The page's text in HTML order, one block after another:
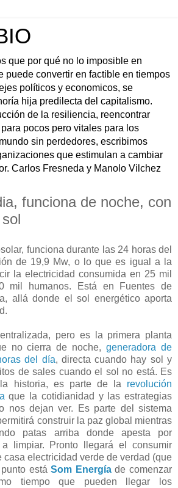
que por qué no lo imposible en
puede convertir en factible en tiempos
políticos y economicos, se
hija predilecta del capitalismo.
de la resiliencia, reencontrar
pocos pero vitales para los
sin perdedores, escribimos
que estimulan a cambiar
Carlos Fresneda y Manolo Vilchez
funciona de noche, con
funciona durante las 24 horas del
de 19,9 Mw, o lo que es igual a la
la electricidad consumida en 25 mil
mil humanos. Está en Fuentes de
allá donde el sol energético aporta
pero es la primera planta
no cierra de noche,generadora de
del día, directa cuando hay sol y
de sales cuando el sol no está. Es
historia, es parte de la revolución
que la cotidianidad y las estrategias
nos dejan ver. Es parte del sistema
construir la paz global mientras
patas arriba donde apesta por
limpiar. Pronto llegará el consumir
casa electricidad verde de verdad (que
punto estáSom Energíade comenzar
tiempo que pueden llegar los